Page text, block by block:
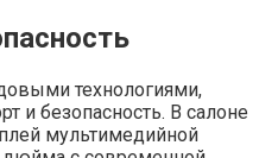
технологиями,
и безопасность. В салоне
мультимедийной